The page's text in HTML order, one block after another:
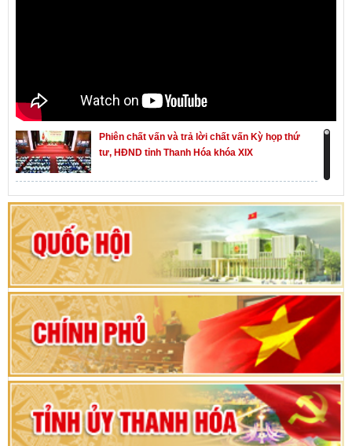
Phiên chất vấn và trả lời chất vấn Kỳ họp thứ
tư, HĐND tỉnh Thanh Hóa khóa XIX
Khai mạc kỳ họp thứ Nhất, Quốc hội khóa XVI
Hướng dẫn quy trình bỏ phiếu bầu cử ĐBQH
khoá XVI và đại biểu HĐND các cấp nhiệm kỳ
2026-2031
80 năm Quốc hội Việt Nam: vì lợi ích Nhân dân,
vì sự phát triển của đất nước
Bộ Chính trị duyệt nội dung Đại hội đại biểu
Đảng bộ tỉnh Thanh Hóa lần thứ XX, nhiệm kỳ
2025 - 2030
Đại hội đại biểu Đảng bộ xã Yên Thọ lần thứ I,